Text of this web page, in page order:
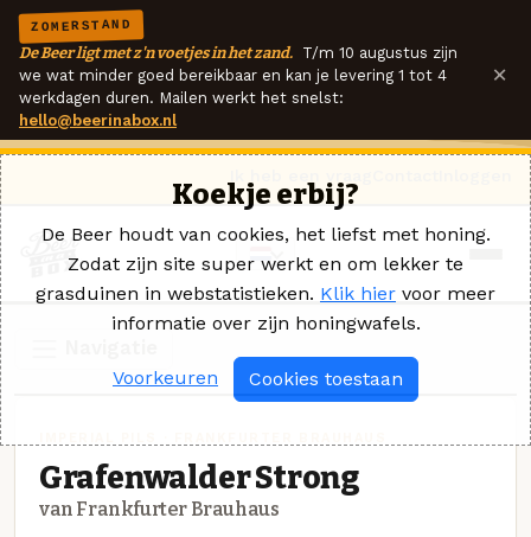
ZOMERSTAND
De Beer ligt met z'n voetjes in het zand. T/m 10 augustus zijn
we wat minder goed bereikbaar en kan je levering 1 tot 4
werkdagen duren. Mailen werkt het snelst:
hello@beerinabox.nl
×
Grafenwalder Strong
van Frankfurter Brauhaus
Koekje erbij?
De Beer houdt van cookies, het liefst met honing.
Zodat zijn site super werkt en om lekker te
grasduinen in webstatistieken. Klik hier voor meer
informatie over zijn honingwafels.
Voorkeuren Cookies toestaan